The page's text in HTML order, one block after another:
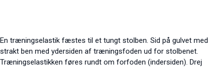
En træningselastik fæstes til et tungt stolben. Sid på gulvet med
strakt ben med ydersiden af træningsfoden ud for stolbenet.
Træningselastikken føres rundt om forfoden (indersiden). Drej